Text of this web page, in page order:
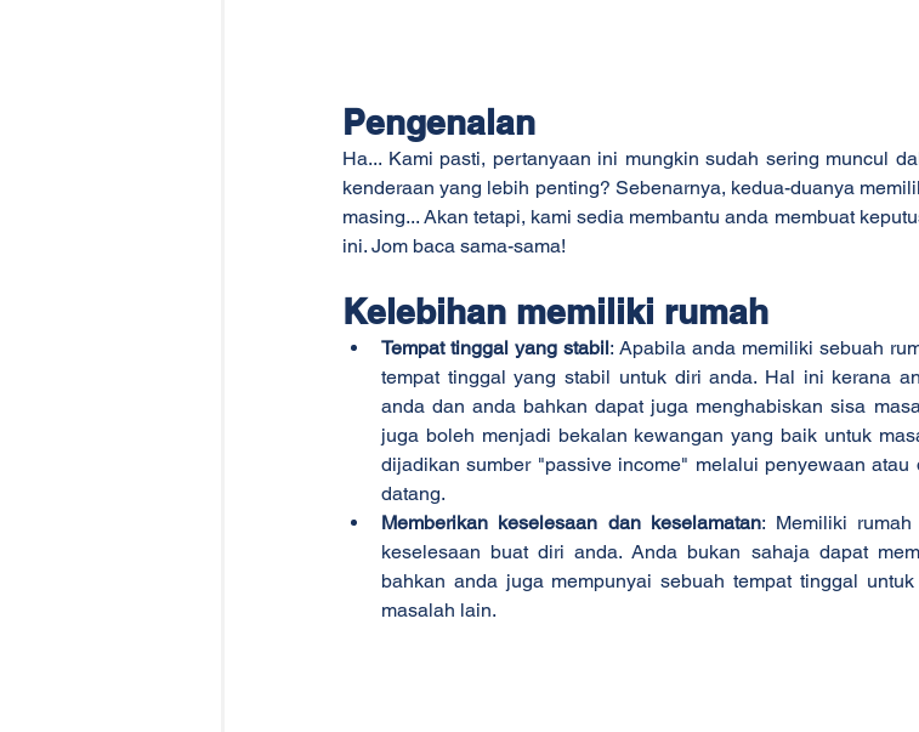
Pengenalan
Ha... Kami pasti, pertanyaan ini mungkin sudah sering muncul
kenderaan yang lebih penting? Sebenarnya, kedua-duanya
masing... Akan tetapi, kami sedia membantu anda membuat
ini. Jom baca sama-sama!
Kelebihan memiliki rumah
Tempat tinggal yang stabil: Apabila anda memiliki sebuah
tempat tinggal yang stabil untuk diri anda. Hal ini kerana
anda dan anda bahkan dapat juga menghabiskan sisa
juga boleh menjadi bekalan kewangan yang baik untuk
dijadikan sumber "passive income" melalui penyewaan
datang.
Memberikan keselesaan dan keselamatan: Memiliki
keselesaan buat diri anda. Anda bukan sahaja dapat
bahkan anda juga mempunyai sebuah tempat tinggal
masalah lain.